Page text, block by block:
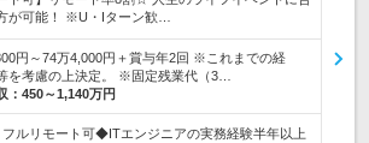
が可能！ ※U・Iターン歓…
円～74万4,000円＋賞与年2回 ※これまでの経
を考慮の上決定。 ※固定残業代（3…
： 450～1,140万円
フルリモート可◆ITエンジニアの実務経験半年以上